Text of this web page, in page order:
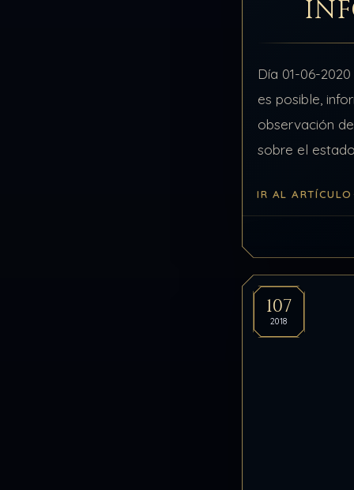
Día 01-06-2020
es posible,
observación
sobre el
“No está
IR AL ARTÍCULO
107
2018